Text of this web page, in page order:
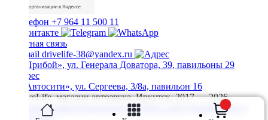
+7 964 11 500 11
Обратная связь
drivelife-38@yandex.ru
ТЦ «Прибой», ул. Генерала Доватора, 39, павильоны 29
ТЦ «Автосити», ул. Сергеева, 3/8а, павильон 16
© DriveLife, магазин автозвука, Иркутск. 2017 — 2026
Политика конфиденциальности Карта сайта
Разработано в